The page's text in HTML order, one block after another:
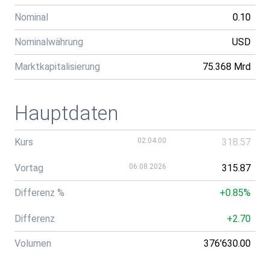
Nominal 0.10
Nominalwährung USD
Marktkapitalisierung 75.368 Mrd
Hauptdaten
Kurs 02:04:00 318.57
Vortag 06.08.2026 315.87
Differenz % +0.85%
Differenz +2.70
Volumen 376'630.00